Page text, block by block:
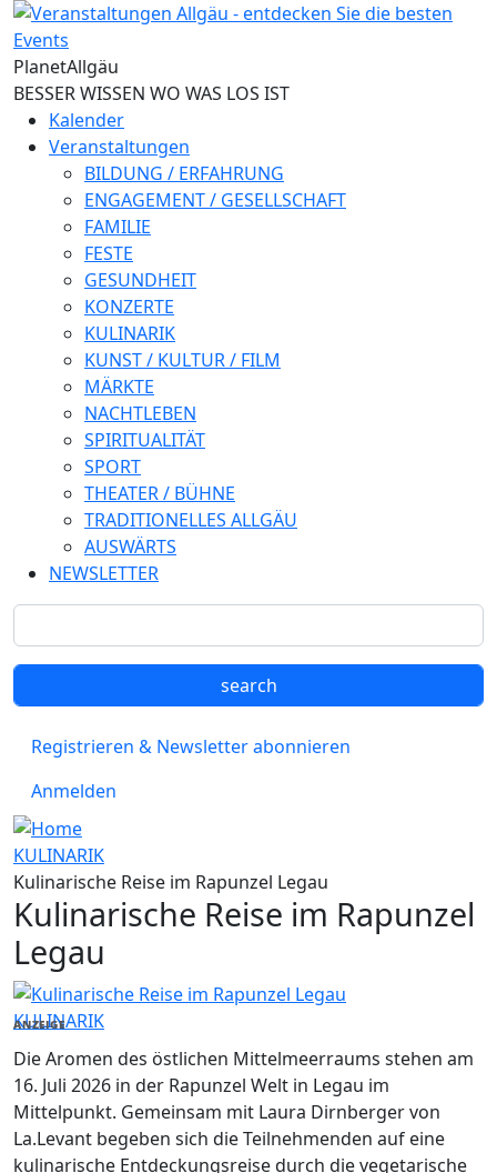
Direkt zum Inhalt
PlanetAllgäu
BESSER WISSEN WO WAS LOS IST
Kalender
Veranstaltungen
BILDUNG / ERFAHRUNG
ENGAGEMENT / GESELLSCHAFT
FAMILIE
FESTE
GESUNDHEIT
KONZERTE
KULINARIK
KUNST / KULTUR / FILM
MÄRKTE
NACHTLEBEN
SPIRITUALITÄT
SPORT
THEATER / BÜHNE
TRADITIONELLES ALLGÄU
AUSWÄRTS
NEWSLETTER
Registrieren & Newsletter abonnieren
Anmelden
KULINARIK
Kulinarische Reise im Rapunzel Legau
Kulinarische Reise im Rapunzel
Legau
KULINARIK
ANZEIGE
Die Aromen des östlichen Mittelmeerraums stehen am
16. Juli 2026 in der Rapunzel Welt in Legau im
Mittelpunkt. Gemeinsam mit Laura Dirnberger von
La.Levant begeben sich die Teilnehmenden auf eine
kulinarische Entdeckungsreise durch die vegetarische